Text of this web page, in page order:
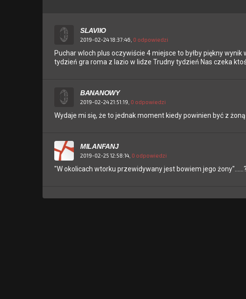
SLAVIIO
2019-02-24 18:37:46, 0 odpowiedzi
Puchar wloch plus oczywiście 4 miejsce to byłby piękny
tydzień gra roma z lazio w lidze Trudny tydzień Nas czeka
BANANOWY
2019-02-24 21:51:19, 0 odpowiedzi
Wydaje mi się, że to jednak moment kiedy powinien być z
MILANFANJ
2019-02-25 12:58:14, 0 odpowiedzi
"W okolicach wtorku przewidywany jest bowiem jego